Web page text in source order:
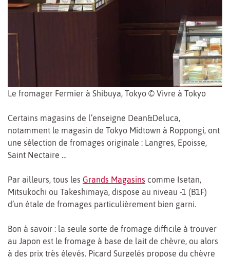
Le fromager Fermier à Shibuya, Tokyo © Vivre à Tokyo
Certains magasins de l’enseigne Dean&Deluca,
notamment le magasin de Tokyo Midtown à Roppongi, ont
une sélection de fromages originale : Langres, Epoisse,
Saint Nectaire …
Par ailleurs, tous les Grands Magasins comme Isetan,
Mitsukochi ou Takeshimaya, dispose au niveau -1 (B1F)
d’un étale de fromages particulièrement bien garni.
Bon à savoir : la seule sorte de fromage difficile à trouver
au Japon est le fromage à base de lait de chèvre, ou alors
à des prix très élevés. Picard Surgelés propose du chèvre